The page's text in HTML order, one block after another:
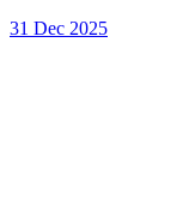
31 Dec 2025